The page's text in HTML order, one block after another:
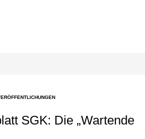
SGK: Die „Wartende